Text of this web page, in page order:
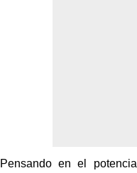
Pensando en el